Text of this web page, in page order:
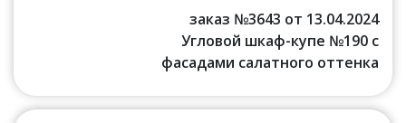
заказ №3643 от 13.04.2024
Угловой шкаф-купе №190 с
фасадами салатного оттенка